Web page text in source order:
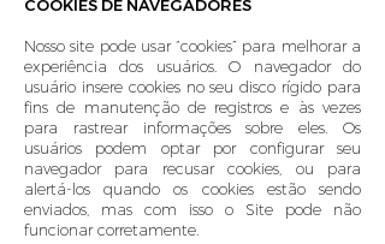
COOKIES DE NAVEGADORES
Nosso site pode usar “cookies” para melhorar a
experiência dos usuários. O navegador do
usuário insere cookies no seu disco rígido para
fins de manutenção de registros e às vezes
para rastrear informações sobre eles. Os
usuários podem optar por configurar seu
navegador para recusar cookies, ou para
alertá-los quando os cookies estão sendo
enviados, mas com isso o Site pode não
funcionar corretamente.